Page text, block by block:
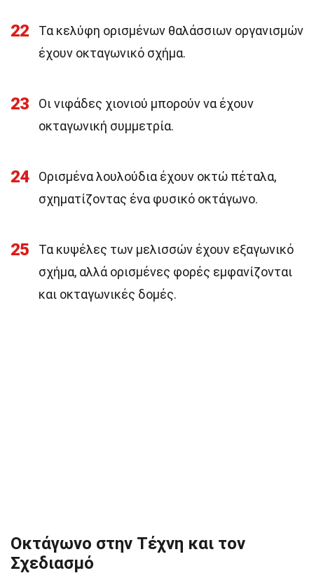
22
Τα κελύφη ορισμένων θαλάσσιων οργανισμών
έχουν οκταγωνικό σχήμα.
23
Οι νιφάδες χιονιού μπορούν να έχουν
οκταγωνική συμμετρία.
24
Ορισμένα λουλούδια έχουν οκτώ πέταλα,
σχηματίζοντας ένα φυσικό οκτάγωνο.
25
Τα κυψέλες των μελισσών έχουν εξαγωνικό
σχήμα, αλλά ορισμένες φορές εμφανίζονται
και οκταγωνικές δομές.
Οκτάγωνο στην Τέχνη και τον
Σχεδιασμό